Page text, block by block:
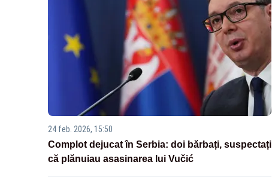
24 feb. 2026, 15:50
Complot dejucat în Serbia: doi bărbați, suspectați
că plănuiau asasinarea lui Vučić